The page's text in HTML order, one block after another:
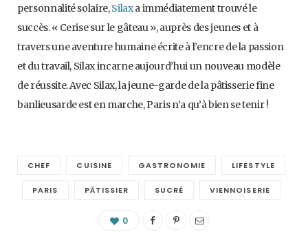
personnalité solaire,Silaxa immédiatement trouvé le
succès. « Cerise sur le gâteau », auprès des jeunes et à
travers une aventure humaine écrite à l’encre de la passion
et du travail, Silax incarne aujourd’hui un nouveau modèle
de réussite. Avec Silax, la jeune-garde de la pâtisserie fine
banlieusarde est en marche, Paris n’a qu’à bien se tenir !
CHEF CUISINE GASTRONOMIE LIFESTYLE
PARIS PÂTISSIER SUCRÉ VIENNOISERIE
0